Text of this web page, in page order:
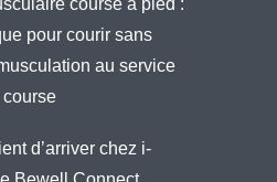
pour courir sans
au service
course
d’arriver chez i-